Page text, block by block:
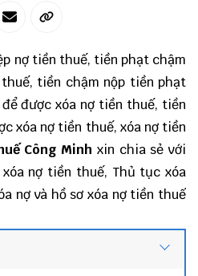
nợ tiền thuế, tiền phạt chậm
tiền chậm nộp tiền phạt
được xóa nợ tiền thuế, tiền
xóa nợ tiền thuế, xóa nợ tiền
Công Minh xin chia sẻ với
nợ tiền thuế, Thủ tục xóa
nợ và hồ sơ xóa nợ tiền thuế